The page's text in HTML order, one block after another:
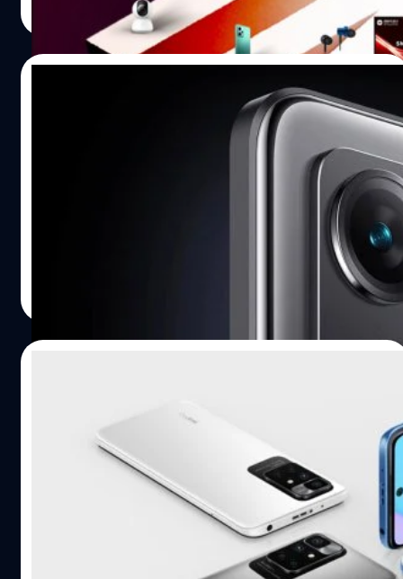
Xiaomi เปิดตัว Redmi Note 12 Pro+ : กล้อง
ความละเอียด 200 ล้านพิกเซล
Xiaomi ได้เปิดตัว Redmi Note 12 ซึ่งมีด้วยกัน 4 รุ่น คือ
Redmi Note 12, Redmi Note 12 Pro, Redmi Note 12 Pro+
Xiaomi Redmi Note 12 Pro+ : จอ AMOLED
ขอบโค้ง, กล้อง 200 ล้านพิกเซล
ได้มีภาพแบนเนอร์ของ Redmi Note 12 Pro ที่หลุดออกมา
โดยจะเปิดตัว พ.ย. นี้ ซึ่งมาพร้อมดีไซน์ขอบจอโค้ง และอาจ
เป็นแผงหน้าจอ AMOLED